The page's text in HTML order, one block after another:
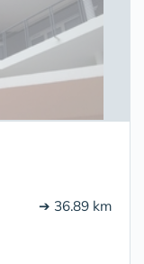
➔ 36.89 km